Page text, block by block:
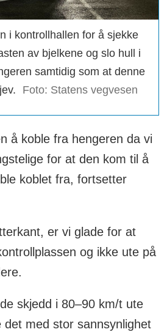
i kontrollhallen for å sjekke
av bjelkene og slo hull i
samtidig som at denne
Foto: Statens vegvesen
å koble fra hengeren da vi
for at den kom til å
koblet fra, fortsetter
er vi glade for at
og ikke ute på
skjedd i 80–90 km/t ute
det med stor sannsynlighet